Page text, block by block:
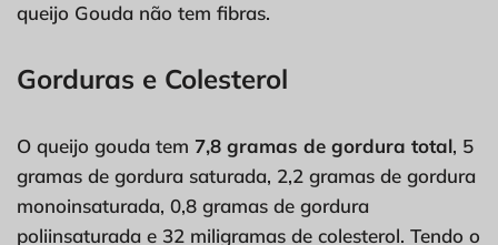
queijo Gouda não tem fibras.
Gorduras e Colesterol
O queijo gouda tem 7,8 gramas de gordura total, 5
gramas de gordura saturada, 2,2 gramas de gordura
monoinsaturada, 0,8 gramas de gordura
poliinsaturada e 32 miligramas de colesterol. Tendo o